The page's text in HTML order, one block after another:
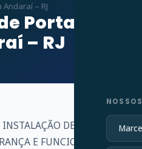
– RJ
Portas em
– RJ
DE PORTAS
E FUNCIONALIDADE